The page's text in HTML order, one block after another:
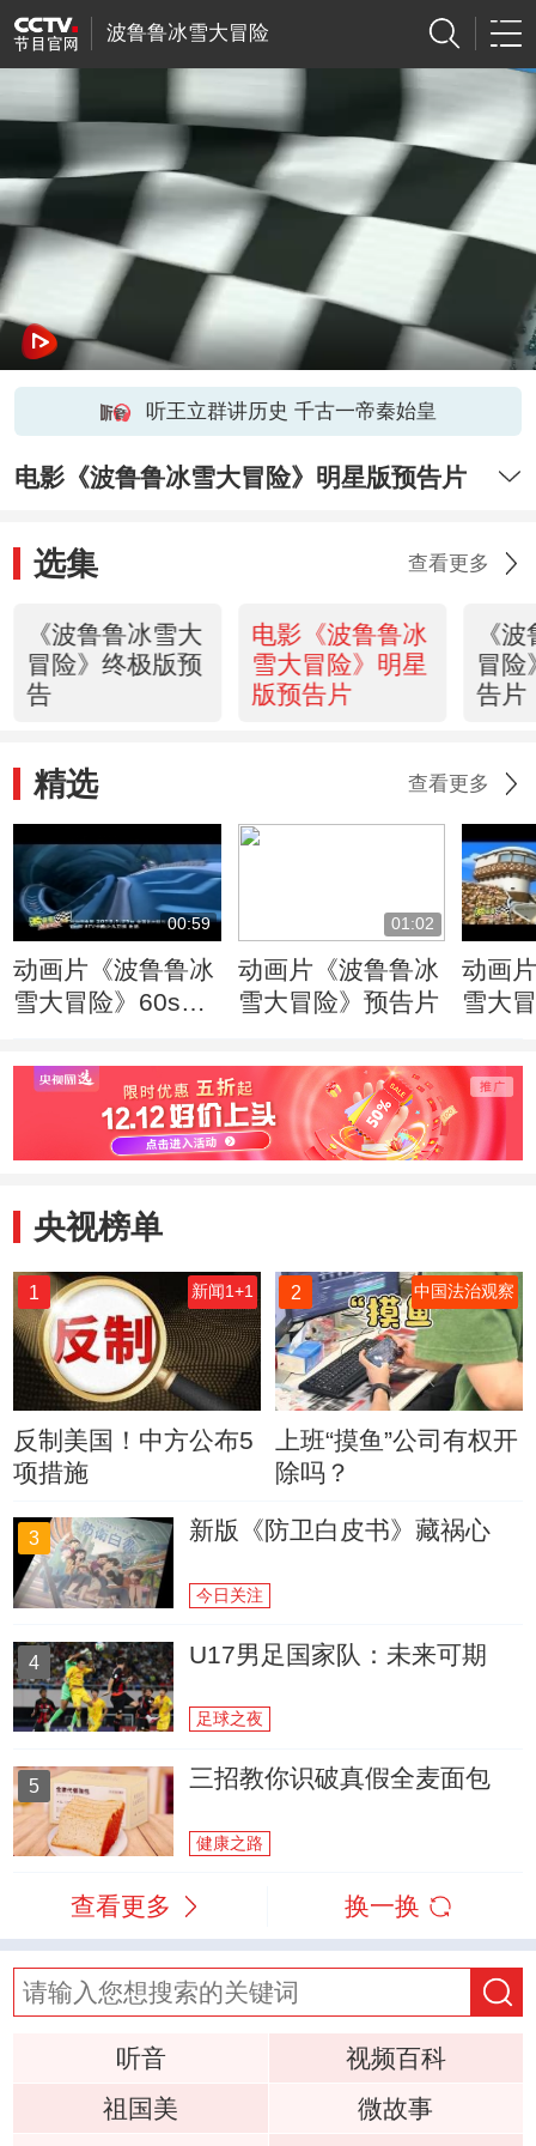
波鲁鲁冰雪大冒险
听王立群讲历史 千古一帝秦始皇
电影《波鲁鲁冰雪大冒险》明星版预告片
选集 查看更多
《波鲁鲁冰雪大
冒险》终极版预
告
电影《波鲁鲁冰
雪大冒险》明星
版预告片
《
冒险
告片
精选 查看更多
00:59
动画片《波鲁鲁冰
雪大冒险》60s片
01:02
动画片《波鲁鲁冰
雪大冒险》预告片
动画
雪大
来》
央视榜单
1 新闻1+1
反制美国！中方公布5
项措施
2 中国法治观察
上班“摸鱼”公司有权开
除吗？
3 新版《防卫白皮书》藏祸心
今日关注
4 U17男足国家队：未来可期
足球之夜
5 三招教你识破真假全麦面包
健康之路
查看更多 换一换
听音
视频百科
祖国美
微故事